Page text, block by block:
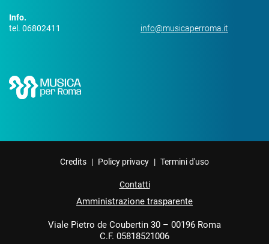
Info.
tel. 06802411
info@musicaperroma.it
Credits | Policy privacy | Termini d'uso
Contatti
Amministrazione trasparente
Viale Pietro de Coubertin 30 – 00196 Roma
C.F. 05818521006